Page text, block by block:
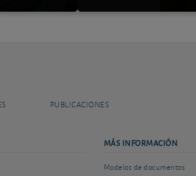
PUBLICACIONES
MÁS INFORMACIÓN
Modelos de documentos